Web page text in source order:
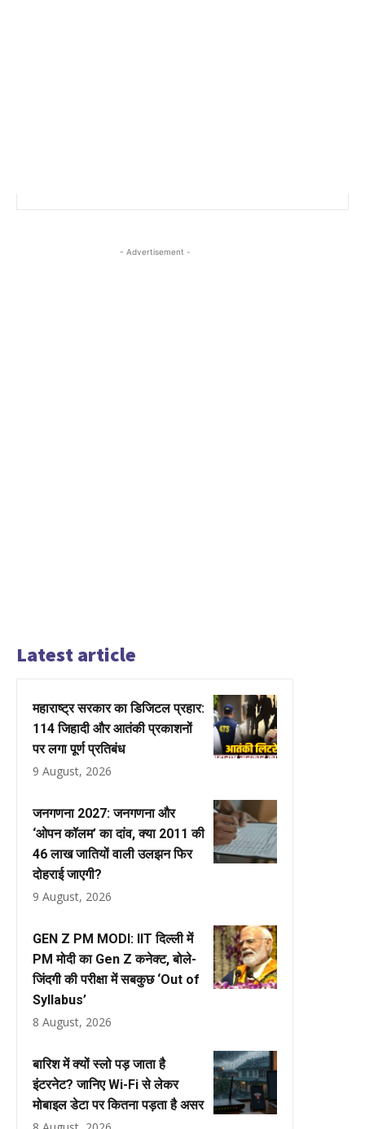
- Advertisement -
Latest article
महाराष्ट्र सरकार का डिजिटल प्रहार:
114 जिहादी और आतंकी प्रकाशनों
पर लगा पूर्ण प्रतिबंध
9 August, 2026
जनगणना 2027: जनगणना और
‘ओपन कॉलम’ का दांव, क्या 2011 की
46 लाख जातियों वाली उलझन फिर
दोहराई जाएगी?
9 August, 2026
GEN Z PM MODI: IIT दिल्ली में
PM मोदी का Gen Z कनेक्ट, बोले-
जिंदगी की परीक्षा में सबकुछ ‘Out of
Syllabus’
8 August, 2026
बारिश में क्यों स्लो पड़ जाता है
इंटरनेट? जानिए Wi-Fi से लेकर
मोबाइल डेटा पर कितना पड़ता है असर